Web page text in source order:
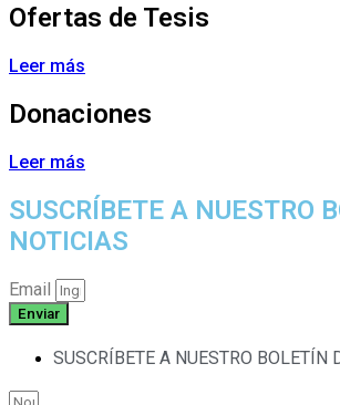
Ofertas de Tesis
Leer más
Donaciones
Leer más
SUSCRÍBETE A NUESTRO
NOTICIAS
Email
Enviar
SUSCRÍBETE A NUESTRO BOLETÍN